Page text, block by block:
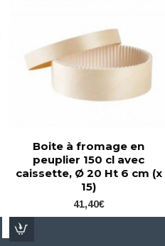
Boite à fromage en
peuplier 150 cl avec
caissette, Ø 20 Ht 6 cm (x
15)
41,40€